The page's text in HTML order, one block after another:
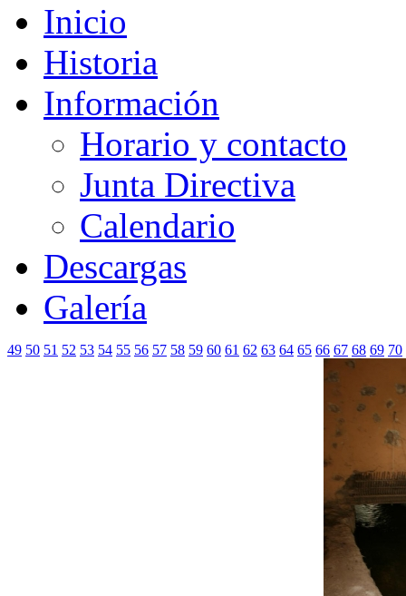
Inicio
Historia
Información
Horario y contacto
Junta Directiva
Calendario
Descargas
Galería
49 50 51 52 53 54 55 56 57 58 59 60 61 62 63 64 65 66 67 68 69 70